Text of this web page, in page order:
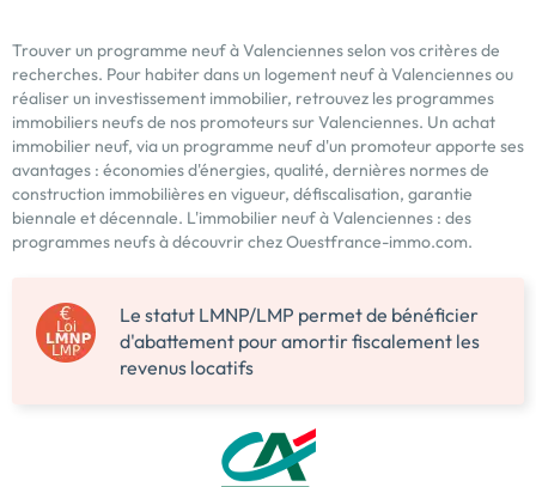
Trouver un programme neuf à Valenciennes selon vos critères de
recherches. Pour habiter dans un logement neuf à Valenciennes ou
réaliser un investissement immobilier, retrouvez les programmes
immobiliers neufs de nos promoteurs sur Valenciennes. Un achat
immobilier neuf, via un programme neuf d'un promoteur apporte ses
avantages : économies d'énergies, qualité, dernières normes de
construction immobilières en vigueur, défiscalisation, garantie
biennale et décennale. L'immobilier neuf à Valenciennes : des
programmes neufs à découvrir chez Ouestfrance-immo.com.
Le statut LMNP/LMP permet de bénéficier
d'abattement pour amortir fiscalement les
revenus locatifs